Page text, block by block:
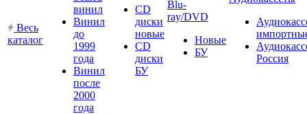
Весь
каталог
винил
Винил
до
1999
года
Винил
после
2000
года
CD
диски
новые
CD
диски
БУ
Blu-
ray/DVD
Новые
БУ
Россия